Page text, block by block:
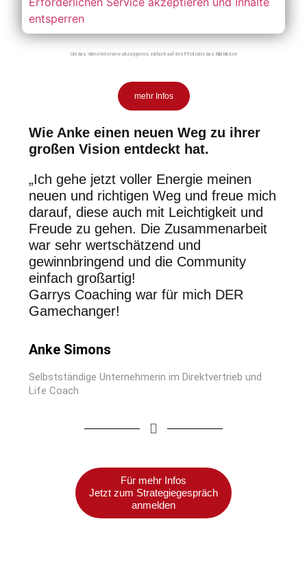
entsperren
Um das Video-Interview abzuspielen, einfach auf den Pfeil oder das Bild klicken
mehr Infos
Wie Anke einen neuen Weg zu ihrer
großen Vision entdeckt hat.
„Ich gehe jetzt voller Energie meinen
neuen und richtigen Weg und freue mich
darauf, diese auch mit Leichtigkeit und
Freude zu gehen. Die Zusammenarbeit
war sehr wertschätzend und
gewinnbringend und die Community
einfach großartig!
Garrys Coaching war für mich DER
Gamechanger!
Anke Simons
Selbstständige Unternehmerin im Direktvertrieb und
Life Coach
Für mehr Infos
Jetzt zum Strategiegespräch
anmelden